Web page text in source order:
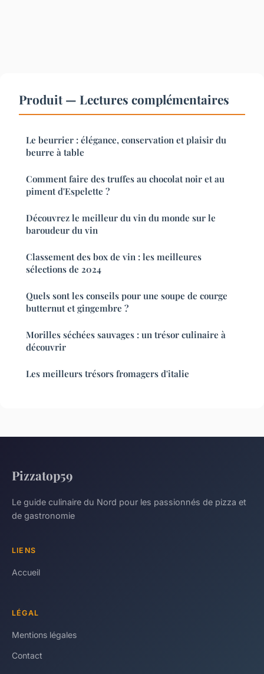
Produit — Lectures complémentaires
Le beurrier : élégance, conservation et plaisir du
beurre à table
Comment faire des truffes au chocolat noir et au
piment d'Espelette ?
Découvrez le meilleur du vin du monde sur le
baroudeur du vin
Classement des box de vin : les meilleures
sélections de 2024
Quels sont les conseils pour une soupe de courge
butternut et gingembre ?
Morilles séchées sauvages : un trésor culinaire à
découvrir
Les meilleurs trésors fromagers d'italie
Pizzatop59
Le guide culinaire du Nord pour les passionnés de pizza et
de gastronomie
LIENS
Accueil
LÉGAL
Mentions légales
Contact